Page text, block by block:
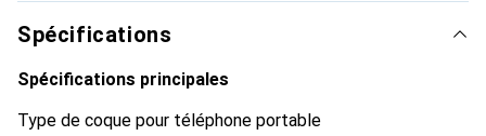
fiable pour une clientèle exigeante.
Spécifications
Spécifications principales
Type de coque pour téléphone portable